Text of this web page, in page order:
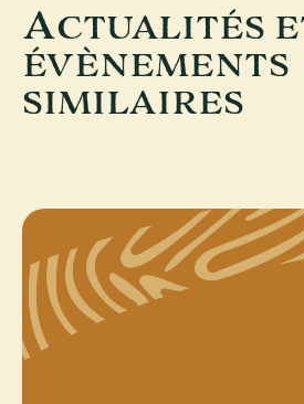
ACTUALITÉS
ÉVÈNEMENTS
SIMILAIRES